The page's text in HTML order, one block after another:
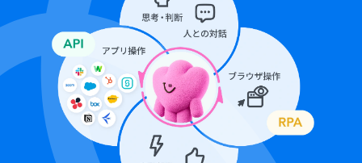
Googleフォーム、Google Drive、CloudConvert、
DropboxのそれぞれとYoomを連携してください。
トリガーは5分、10分、15分、30分、60分の間隔で起動
間隔を選択できます。
プランによって最短の起動間隔が異なりますので、ご注意
ください。
オペレーション数が5つを越えるフローボットを作成する
際は、ミニプラン以上のプランで設定可能です。フリープ
ランの場合はフローボットが起動しないため、ご注意く
ださい。